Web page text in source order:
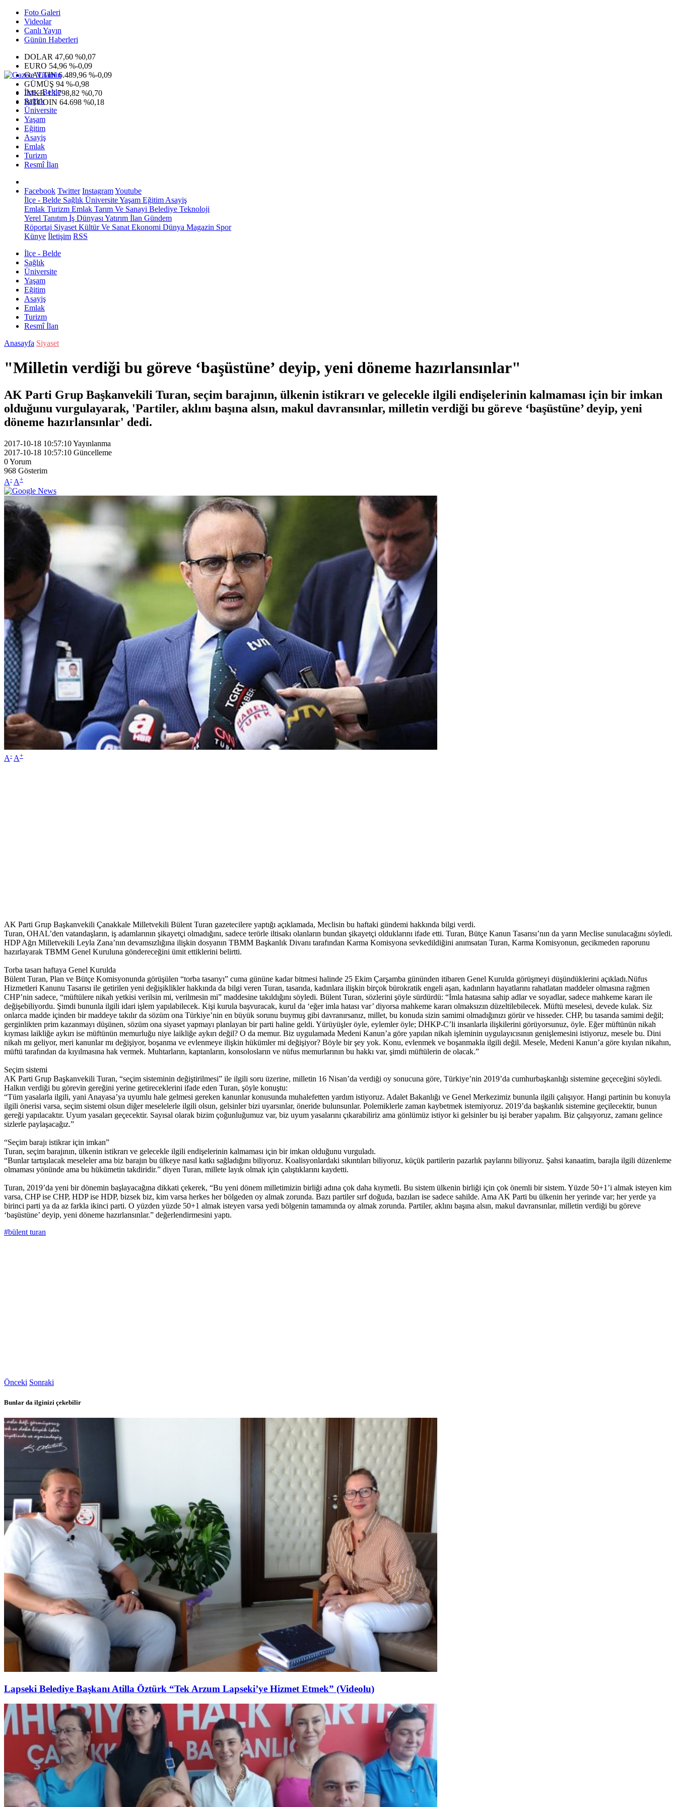
Foto Galeri
Videolar
Canlı Yayın
Günün Haberleri
DOLAR 47,60 %0,07
EURO 54,96 %-0,09
G.ALTIN6.489,96 %-0,09
GÜMÜŞ 94 %-0,98
IMKB13.798,82 %0,70
BITCOIN 64.698 %0,18
İlçe - Belde
Sağlık
Üniversite
Yaşam
Eğitim
Asayiş
Emlak
Turizm
Resmî İlan
Facebook Twitter InstagramYoutube
İlçe - Belde Sağlık ÜniversiteYaşam Eğitim Asayiş
Emlak Turizm Emlak Tarım Ve Sanayi Belediye Teknoloji
Yerel Tanıtım İş Dünyası Yatırım İlan Gündem
Röportaj Siyaset Kültür Ve Sanat Ekonomi Dünya Magazin Spor
Künye İletişim RSS
İlçe - Belde
Sağlık
Üniversite
Yaşam
Eğitim
Asayiş
Emlak
Turizm
Resmî İlan
Anasayfa Siyaset
"Milletin verdiği bu göreve ‘başüstüne’ deyip, yeni döneme hazırlansınlar"
AK Parti Grup Başkanvekili Turan, seçim barajının, ülkenin istikrarı ve gelecekle ilgili endişelerinin kalmaması için bir imkan
olduğunu vurgulayarak, 'Partiler, aklını başına alsın, makul davransınlar, milletin verdiği bu göreve ‘başüstüne’ deyip, yeni
döneme hazırlansınlar' dedi.
2017-10-18 10:57:10Yayınlanma
2017-10-18 10:57:10 Güncelleme
0Yorum
968 Gösterim
A- A+
A- A+
AK Parti Grup Başkanvekili Çanakkale Milletvekili Bülent Turan gazetecilere yaptığı açıklamada, Meclisin bu haftaki gündemi hakkında bilgi verdi.
Turan, OHAL’den vatandaşların, iş adamlarının şikayetçi olmadığını, sadece terörle iltisakı olanların bundan şikayetçi olduklarını ifade etti. Turan, Bütçe Kanun Tasarısı’nın da yarın Meclise sunulacağını söyledi.
HDP Ağrı Milletvekili Leyla Zana’nın devamsızlığına ilişkin dosyanın TBMM Başkanlık Divanı tarafından Karma Komisyona sevkedildiğini anımsatan Turan, Karma Komisyonun, gecikmeden raporunu
hazırlayarak TBMM Genel Kuruluna göndereceğini ümit ettiklerini belirtti.
Torba tasarı haftaya Genel Kurulda
Bülent Turan, Plan ve Bütçe Komisyonunda görüşülen “torba tasarıyı” cuma gününe kadar bitmesi halinde 25 Ekim Çarşamba gününden itibaren Genel Kurulda görüşmeyi düşündüklerini açıkladı.Nüfus
Hizmetleri Kanunu Tasarısı ile getirilen yeni değişiklikler hakkında da bilgi veren Turan, tasarıda, kadınlara ilişkin birçok bürokratik engeli aşan, kadınların hayatlarını rahatlatan maddeler olmasına rağmen
CHP’nin sadece, “müftülere nikah yetkisi verilsin mi, verilmesin mi” maddesine takıldığını söyledi. Bülent Turan, sözlerini şöyle sürdürdü: “İmla hatasına sahip adlar ve soyadlar, sadece mahkeme kararı ile
değişebiliyordu. Şimdi bununla ilgili idari işlem yapılabilecek. Kişi kurula başvuracak, kurul da ‘eğer imla hatası var’ diyorsa mahkeme kararı olmaksızın düzeltilebilecek. Müftü meselesi, devede kulak. Siz
onlarca madde içinden bir maddeye takılır da sözüm ona Türkiye’nin en büyük sorunu buymuş gibi davranırsanız, millet, bu konuda sizin samimi olmadığınızı görür ve hisseder. CHP, bu tasarıda samimi değil;
gerginlikten prim kazanmayı düşünen, sözüm ona siyaset yapmayı planlayan bir parti haline geldi. Yürüyüşler öyle, eylemler öyle; DHKP-C’li insanlarla ilişkilerini görüyorsunuz, öyle. Eğer müftünün nikah
kıyması laikliğe aykırı ise müftünün memurluğu niye laikliğe aykırı değil? O da memur. Biz uygulamada Medeni Kanun’a göre yapılan nikah işleminin uygulayıcısının genişlemesini istiyoruz, mesele bu. Dini
nikah mı geliyor, meri kanunlar mı değişiyor, boşanma ve evlenmeye ilişkin hükümler mi değişiyor? Böyle bir şey yok. Konu, evlenmek ve boşanmakla ilgili değil. Mesele, Medeni Kanun’a göre kıyılan nikahın,
müftü tarafından da kıyılmasına hak vermek. Muhtarların, kaptanların, konsolosların ve nüfus memurlarının bu hakkı var, şimdi müftülerin de olacak.”
Seçim sistemi
AK Parti Grup Başkanvekili Turan, “seçim sisteminin değiştirilmesi” ile ilgili soru üzerine, milletin 16 Nisan’da verdiği oy sonucuna göre, Türkiye’nin 2019’da cumhurbaşkanlığı sistemine geçeceğini söyledi.
Halkın verdiği bu görevin gereğini yerine getireceklerini ifade eden Turan, şöyle konuştu:
“Tüm yasalarla ilgili, yani Anayasa’ya uyumlu hale gelmesi gereken kanunlar konusunda muhalefetten yardım istiyoruz. Adalet Bakanlığı ve Genel Merkezimiz bununla ilgili çalışıyor. Hangi partinin bu konuyla
ilgili önerisi varsa, seçim sistemi olsun diğer meselelerle ilgili olsun, gelsinler bizi uyarsınlar, öneride bulunsunlar. Polemiklerle zaman kaybetmek istemiyoruz. 2019’da başkanlık sistemine geçilecektir, bunun
gereği yapılacaktır. Uyum yasaları geçecektir. Sayısal olarak bizim çoğunluğumuz var, biz uyum yasalarını çıkarabiliriz ama gönlümüz istiyor ki gelsinler bu işi beraber yapalım. Biz çalışıyoruz, zamanı gelince
sizlerle paylaşacağız.”
“Seçim barajı istikrar için imkan”
Turan, seçim barajının, ülkenin istikrarı ve gelecekle ilgili endişelerinin kalmaması için bir imkan olduğunu vurguladı.
“Bunlar tartışılacak meseleler ama biz barajın bu ülkeye nasıl katkı sağladığını biliyoruz. Koalisyonlardaki sıkıntıları biliyoruz, küçük partilerin pazarlık paylarını biliyoruz. Şahsi kanaatim, barajla ilgili düzenleme
olmaması yönünde ama bu hükümetin takdiridir.” diyen Turan, millete layık olmak için çalıştıklarını kaydetti.
Turan, 2019’da yeni bir dönemin başlayacağına dikkati çekerek, “Bu yeni dönem milletimizin birliği adına çok daha kıymetli. Bu sistem ülkenin birliği için çok önemli bir sistem. Yüzde 50+1’i almak isteyen kim
varsa, CHP ise CHP, HDP ise HDP, bizsek biz, kim varsa herkes her bölgeden oy almak zorunda. Bazı partiler sırf doğuda, bazıları ise sadece sahilde. Ama AK Parti bu ülkenin her yerinde var; her yerde ya
birinci parti ya da az farkla ikinci parti. O yüzden yüzde 50+1 almak isteyen varsa yedi bölgenin tamamında oy almak zorunda. Partiler, aklını başına alsın, makul davransınlar, milletin verdiği bu göreve
‘başüstüne’ deyip, yeni döneme hazırlansınlar.” değerlendirmesini yaptı.
#bülent turan
Önceki Sonraki
Bunlar da ilginizi çekebilir
Lapseki Belediye Başkanı Atilla Öztürk “Tek Arzum Lapseki’ye Hizmet Etmek” (Videolu)